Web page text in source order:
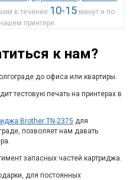
в течение 10-15 минут и по
принтере.
к нам?
до офиса или квартиры.
тестовую печать на принтерах в
Brother TN-2375 для
позволяет нам давать
запасных частей картриджа.
для постоянных